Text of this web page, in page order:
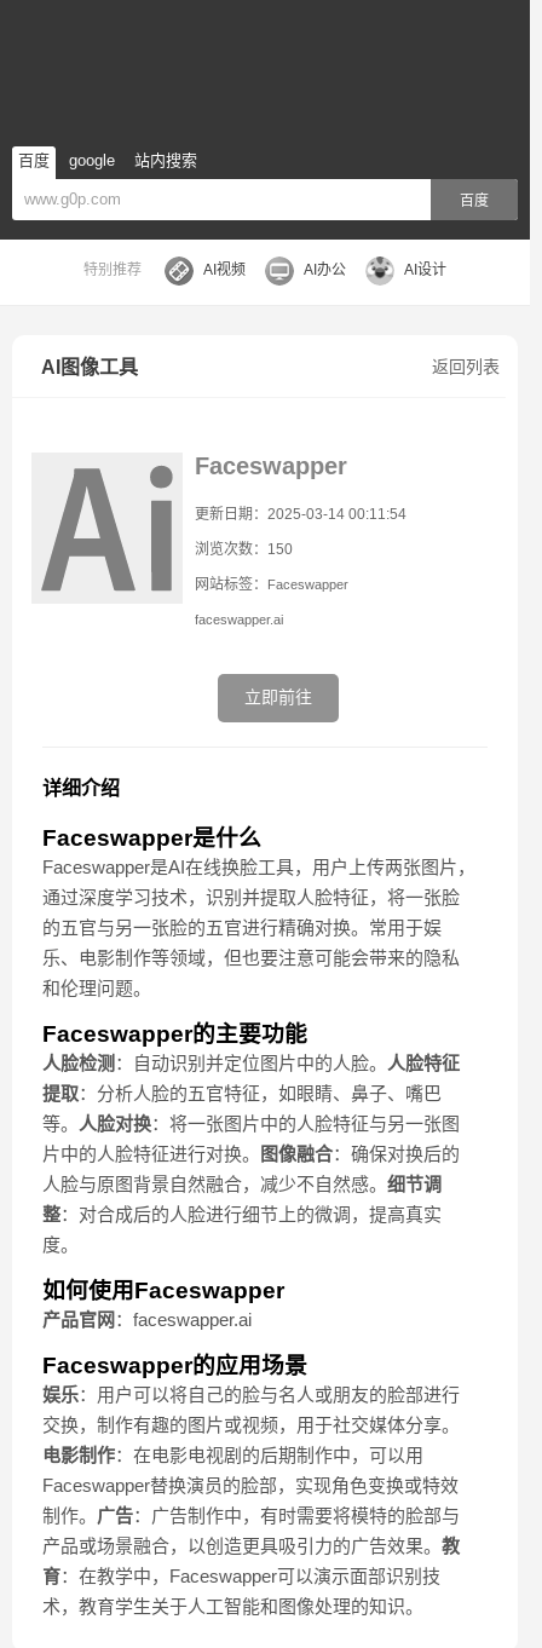
百度 google 站内搜索
百度
特别推荐 AI视频 AI办公 AI设计
返回列表
AI图像工具
Faceswapper
更新日期：2025-03-14 00:11:54
浏览次数：150
网站标签： Faceswapper
faceswapper.ai
立即前往
详细介绍
Faceswapper是什么
Faceswapper是AI在线换脸工具，用户上传两张图片，
通过深度学习技术，识别并提取人脸特征，将一张脸
的五官与另一张脸的五官进行精确对换。常用于娱
乐、电影制作等领域，但也要注意可能会带来的隐私
和伦理问题。
Faceswapper的主要功能
人脸检测 ：自动识别并定位图片中的人脸。
人脸特征
提取：分析人脸的五官特征，如眼睛、鼻子、嘴巴
等。
人脸对换：将一张图片中的人脸特征与另一张图
片中的人脸特征进行对换。
图像融合：确保对换后的
人脸与原图背景自然融合，减少不自然感。 细节调
整：对合成后的人脸进行细节上的微调，提高真实
度。
如何使用Faceswapper
产品官网 ：faceswapper.ai
Faceswapper的应用场景
娱乐：用户可以将自己的脸与名人或朋友的脸部进行
交换，制作有趣的图片或视频，用于社交媒体分享。
电影制作：在电影电视剧的后期制作中，可以用
Faceswapper替换演员的脸部，实现角色变换或特效
制作。 广告：广告制作中，有时需要将模特的脸部与
产品或场景融合，以创造更具吸引力的广告效果。 教
育：在教学中，Faceswapper可以演示面部识别技
术，教育学生关于人工智能和图像处理的知识。